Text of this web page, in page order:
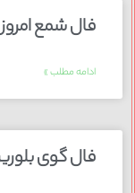
فال شمع امروز
ادامه مطلب »
فال گوی بلورین